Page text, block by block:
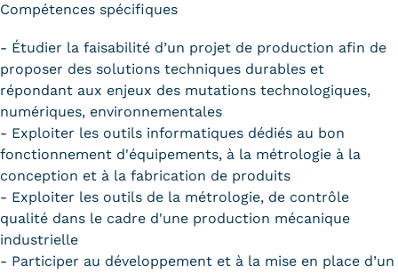
Compétences spécifiques
- Étudier la faisabilité d’un projet de production afin de
proposer des solutions techniques durables et
répondant aux enjeux des mutations technologiques,
numériques, environnementales
- Exploiter les outils informatiques dédiés au bon
fonctionnement d'équipements, à la métrologie à la
conception et à la fabrication de produits
- Exploiter les outils de la métrologie, de contrôle
qualité dans le cadre d'une production mécanique
industrielle
- Participer au développement et à la mise en place d’un